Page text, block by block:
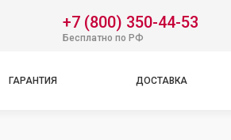
+7 (800) 350-44-53
Бесплатно по РФ
ГАРАНТИЯ ДОСТАВКА